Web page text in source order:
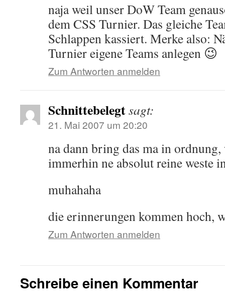
naja weil unser DoW Team
dem CSS Turnier. Das gleiche
Schlappen kassiert. Merke also:
Turnier eigene Teams anlegen 😉
Zum Antworten anmelden
Schnittebelegtsagt:
21. Mai 2007 um 20:20
na dann bring das ma in
immerhin ne absolut reine weste
muhahaha
die erinnerungen kommen hoch,
Zum Antworten anmelden
Schreibe einen Kommentar